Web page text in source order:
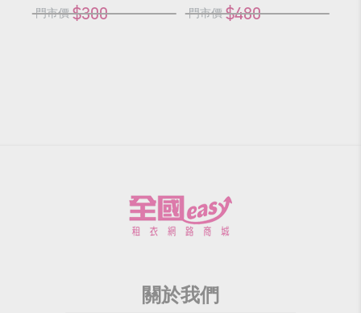
門市價 $300 門市價 $480
關於我們